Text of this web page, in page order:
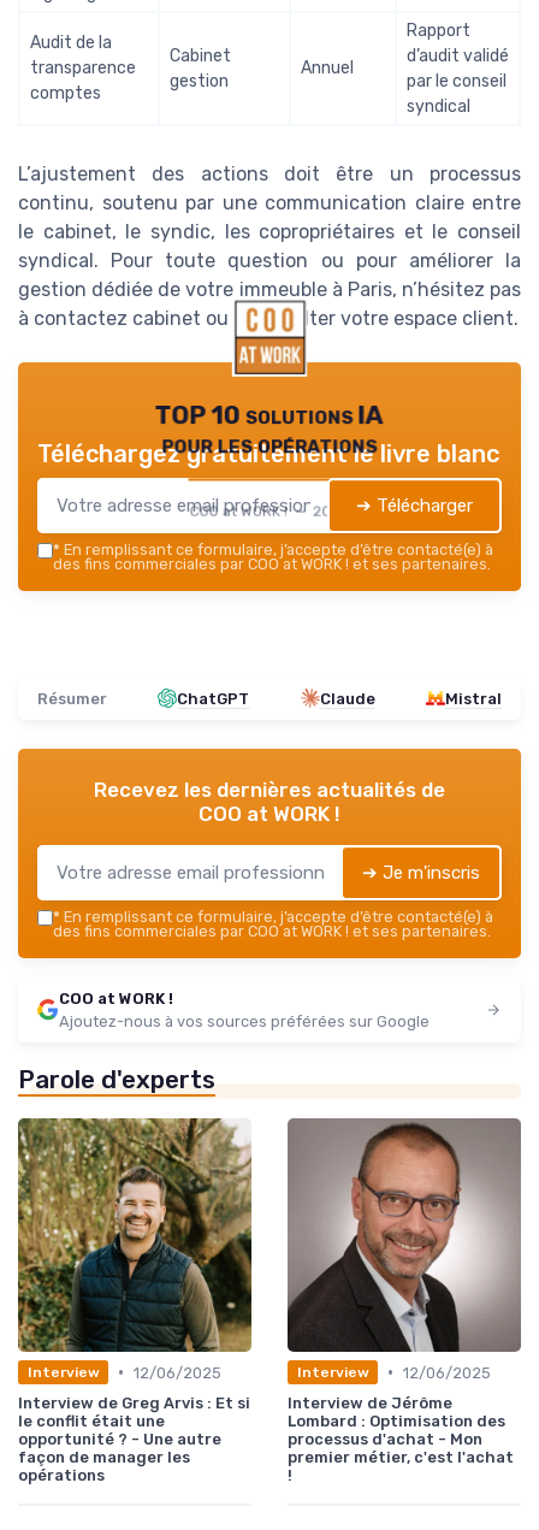
Audit de la
transparence
comptes
Cabinet
gestion
Annuel
Rapport
d’audit validé
par le conseil
syndical
L’ajustement des actions doit être un processus
continu, soutenu par une communication claire entre
le cabinet, le syndic, les copropriétaires et le conseil
syndical. Pour toute question ou pour améliorer la
gestion dédiée de votre immeuble à Paris, n’hésitez pas
à contactez cabinet ou à consulter votre espace client.
TOP 10 solutions IA
pour les opérations
COO at WORK ! — 2026
Téléchargez gratuitement le livre blanc
➔ Télécharger
* En remplissant ce formulaire, j’accepte d’être contacté(e) à
des fins commerciales par COO at WORK ! et ses partenaires.
Résumer ChatGPT Claude Mistral
Recevez les dernières actualités de
COO at WORK !
➔ Je m'inscris
* En remplissant ce formulaire, j’accepte d’être contacté(e) à
des fins commerciales par COO at WORK ! et ses partenaires.
COO at WORK !
Ajoutez-nous à vos sources préférées sur Google
Parole d'experts
Interview • 12/06/2025
Interview de Greg Arvis : Et si
le conflit était une
opportunité ? - Une autre
façon de manager les
opérations
Interview • 12/06/2025
Interview de Jérôme
Lombard : Optimisation des
processus d'achat - Mon
premier métier, c'est l'achat
!